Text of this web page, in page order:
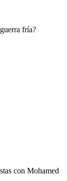
fría?
con Mohamed